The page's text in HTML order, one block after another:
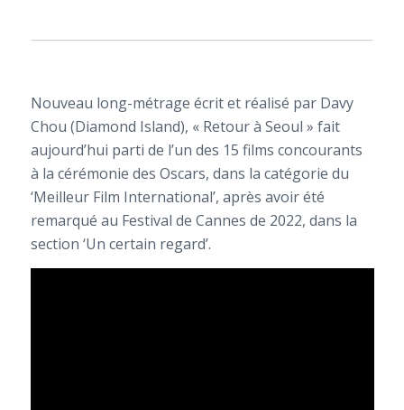
Nouveau long-métrage écrit et réalisé par Davy
Chou (Diamond Island), « Retour à Seoul » fait
aujourd’hui parti de l’un des 15 films concourants
à la cérémonie des Oscars, dans la catégorie du
‘Meilleur Film International’, après avoir été
remarqué au Festival de Cannes de 2022, dans la
section ‘Un certain regard’.